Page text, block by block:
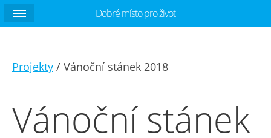
Projekty / Vánoční stánek 2018
Vánoční stánek
Dobré místo pro život